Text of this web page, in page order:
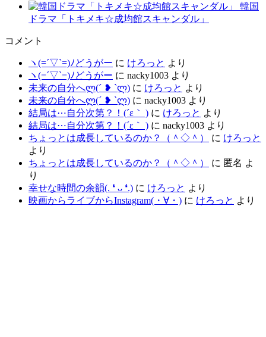
韓国
ドラマ「トキメキ☆成均館スキャンダル」
コメント
ヽ(=´▽`=)ﾉどうがー に けろっと より
ヽ(=´▽`=)ﾉどうがー に nacky1003 より
未来の自分へლ⁠(⁠´⁠ ⁠❥⁠ ⁠`⁠ლ⁠) に けろっと より
未来の自分へლ⁠(⁠´⁠ ⁠❥⁠ ⁠`⁠ლ⁠) に nacky1003 より
結局は⋯自分次第？！(´ε｀ ) に けろっと より
結局は⋯自分次第？！(´ε｀ ) に nacky1003 より
ちょっとは成長しているのか？（＾◇＾）
に けろっと
より
ちょっとは成長しているのか？（＾◇＾）
に 匿名 よ
り
幸せな時間の余韻(⁠.⁠ ⁠❛⁠ ⁠ᴗ⁠ ⁠❛⁠.⁠) に けろっと より
映画からライブからInstagram(⁠・⁠∀⁠・⁠) に けろっと より